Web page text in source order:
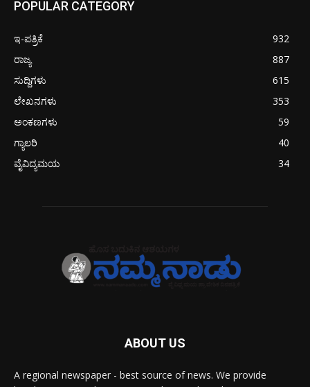
POPULAR CATEGORY
ಇ-ಪತ್ರಿಕೆ
932
ರಾಜ್ಯ
887
ಸುದ್ದಿಗಳು
615
ಲೇಖನಗಳು
353
ಅಂಕಣಗಳು
59
ಗ್ಯಾಲರಿ
40
ವೈವಿದ್ಯಮಯ
34
ABOUT US
A regional newspaper - best source of news. We provide